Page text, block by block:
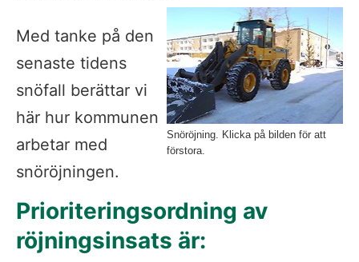
Snöröjning. Klicka på bilden för att
förstora.
Med tanke på den
senaste tidens
snöfall berättar vi
här hur kommunen
arbetar med
snöröjningen.
Prioriteringsordning av
röjningsinsats är: